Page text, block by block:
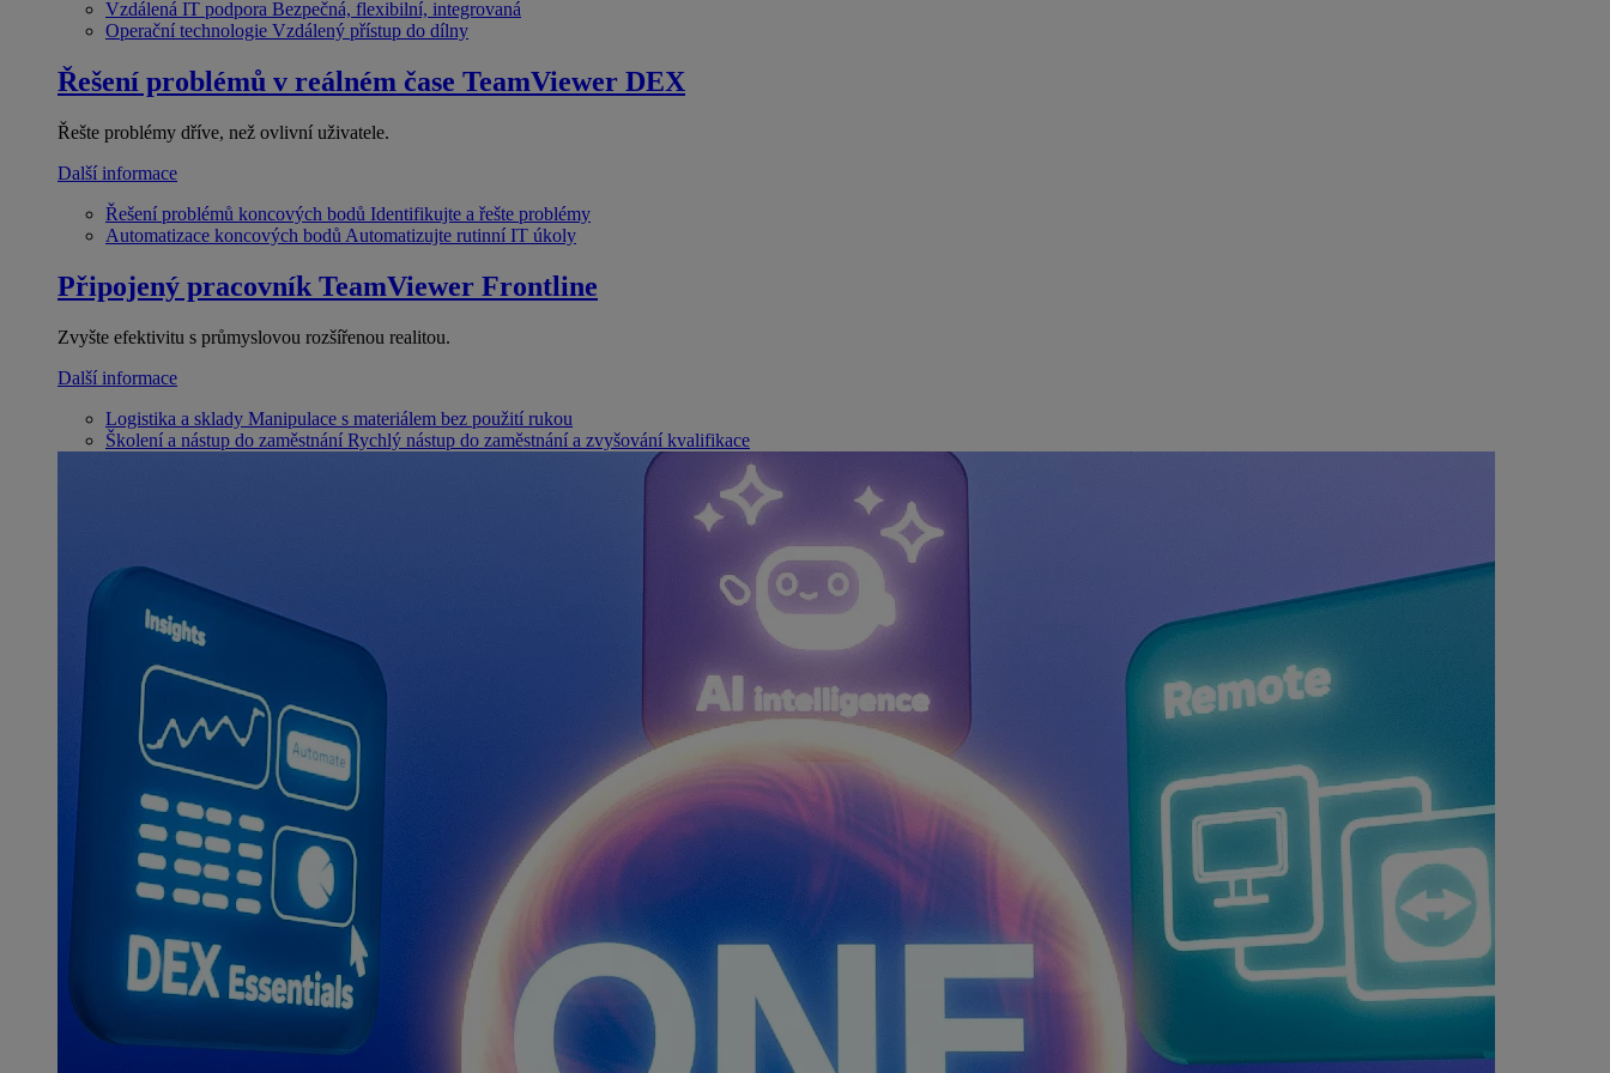
Vzdálená IT podpora Bezpečná, flexibilní, integrovaná
Operační technologie Vzdálený přístup do dílny
Řešení problémů v reálném čase TeamViewer DEX
Řešte problémy dříve, než ovlivní uživatele.
Další informace
Řešení problémů koncových bodů Identifikujte a řešte problémy
Automatizace koncových bodů Automatizujte rutinní IT úkoly
Připojený pracovník TeamViewer Frontline
Zvyšte efektivitu s průmyslovou rozšířenou realitou.
Další informace
Logistika a sklady Manipulace s materiálem bez použití rukou
Školení a nástup do zaměstnání Rychlý nástup do zaměstnání a zvyšování kvalifikace